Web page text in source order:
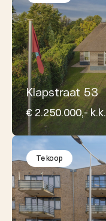
Klapstraat 53
€ 2.250.000,- k.k.
Te koop